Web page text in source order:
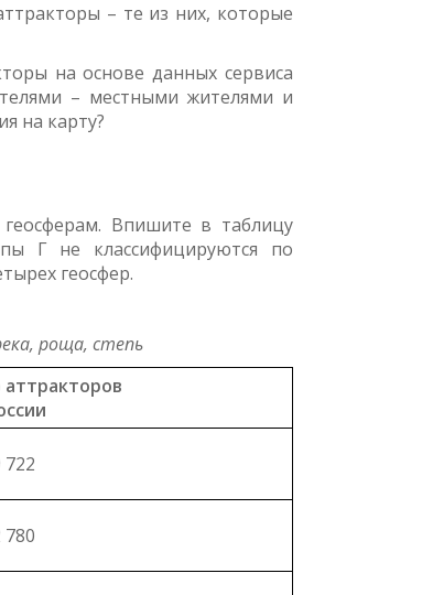
– те из них, которые
на основе данных сервиса
– местными жителями и
на карту?
Впишите в таблицу
Г не классифицируются по
геосфер.
роща, степь
722
780